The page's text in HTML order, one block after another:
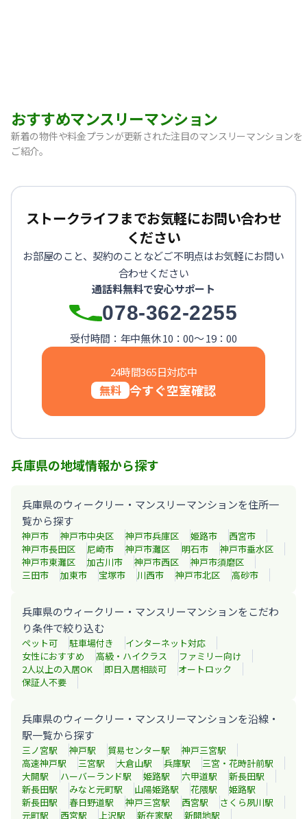
おすすめマンスリーマンション
新着の物件や料金プランが更新された注目のマンスリーマンションを
ご紹介。
【灘区・JR六甲道】Sステイ六甲道SOUTH・OL｜禁煙ル
【東灘区・摂津本山】Sステイ本山サンハイツOL｜禁煙
【東灘区・JR住吉】Sステイ神戸住吉本町OL｜禁煙ルーム
【東灘区・阪神御影】Sステイ御影本町OL｜禁煙ルーム・
【神戸・春日野道】Sステイ三宮東アスヴェル｜禁煙ルー
【宝塚市・逆瀬川】Sステイ逆瀬川｜禁煙ルーム・Wi-Fi無料
【西宮北口】Sステイ西宮北口第２｜禁煙ルーム・Wi-Fi
【西宮北口】Sステイ西宮北口第２｜禁煙ルーム・Wi-Fi
【神戸・三宮】Sステイ神戸三宮レガニール｜禁煙ルーム
ストークライフまでお気軽にお問い合わせ
ください
お部屋のこと、契約のことなどご不明点はお気軽にお問い
合わせください
通話料無料で安心サポート
078-362-2255
受付時間：年中無休 10：00～ 19：00
24時間365日対応中
無料 今すぐ空室確認
兵庫県の地域情報から探す
兵庫県のウィークリー・マンスリーマンションを住所一
覧から探す
神戸市 神戸市中央区 神戸市兵庫区 姫路市
西宮市
神戸市長田区
尼崎市 神戸市灘区 明石市
神戸市垂水区
神戸市東灘区
加古川市 神戸市西区
神戸市須磨区
三田市
加東市 宝塚市 川西市 神戸市北区 高砂市
兵庫県のウィークリー・マンスリーマンションをこだわ
り条件で絞り込む
ペット可 駐車場付き
インターネット対応
女性におすすめ
高級・ハイクラス
ファミリー向け
2人以上の入居OK
即日入居相談可
オートロック
保証人不要
兵庫県のウィークリー・マンスリーマンションを沿線・
駅一覧から探す
三ノ宮駅 神戸駅 貿易センター駅 神戸三宮駅
高速神戸駅 三宮駅 大倉山駅 兵庫駅 三宮・花時計前駅
大開駅 ハーバーランド駅 姫路駅 六甲道駅 新長田駅
新長田駅 みなと元町駅 山陽姫路駅 花隈駅 姫路駅
新長田駅 春日野道駅 神戸三宮駅 西宮駅 さくら夙川駅
元町駅 西宮駅 上沢駅 新在家駅 新開地駅